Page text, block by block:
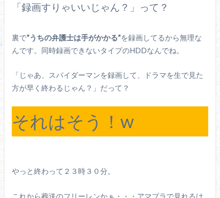
「録画すりゃいいじゃん？」って？
裏で“うちの弁護士は手がかかる“を録画してるから無理な
んです。同時録画できないタイプのHDDなんでね。
「じゃあ、スパイダーマンを録画して、ドラマを生で見た
方が早く終わるじゃん？」だって？
それはそう！w
やっと終わって２３時３０分。
これから葬送のフリーレンかぁ・・・アマプラで見れるけ